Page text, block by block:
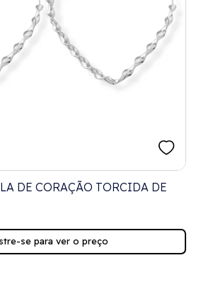
DE CORAÇÃO TORCIDA DE
se para ver o preço